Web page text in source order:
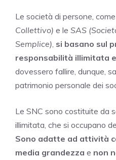
Le società di persone,
Collettivo) e le SAS
Semplice), si basano sul
responsabilità illimitata
dovessero fallire, dunque,
patrimonio personale dei
Le SNC sono costituite da
illimitata, che si occupano
Sono adatte ad attività
media grandezza e non